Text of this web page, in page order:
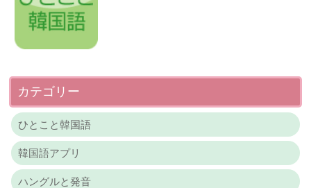
カテゴリー
ひとこと韓国語
韓国語アプリ
ハングルと発音